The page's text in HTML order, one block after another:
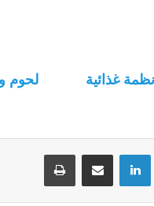
غذائية لحوم
لينكدإن